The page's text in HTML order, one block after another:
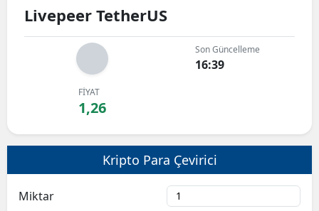
Livepeer TetherUS
Son Güncelleme
16:39
FİYAT
1,26
Kripto Para Çevirici
Miktar